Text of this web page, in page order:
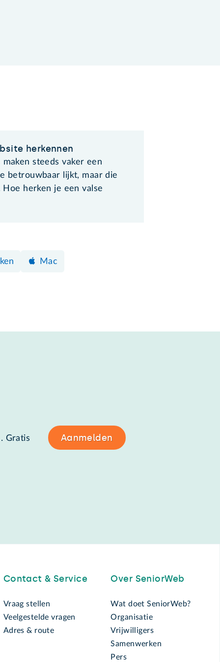
herkennen
steeds vaker een
betrouwbaar lijkt, maar die
Hoe herken je een valse
Mac
Gratis Aanmelden
Contact & Service
Vraag stellen
Veelgestelde vragen
Adres & route
Over SeniorWeb
Wat doet SeniorWeb?
Organisatie
Vrijwilligers
Samenwerken
Pers